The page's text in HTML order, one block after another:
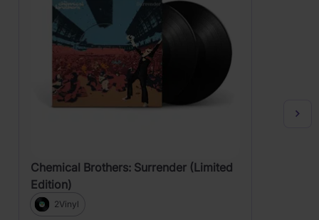
Chemical Brothers: Surrender (Limited
Edition)
2Vinyl